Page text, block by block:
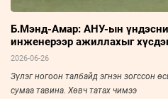
Б.Мэнд-Амар: АНУ-ын
инженерээр ажиллахыг
2026-06-26
Зүлэг ногоон талбайд эгнэн зогссон
сумаа тавина. Хөвч татах чимээ